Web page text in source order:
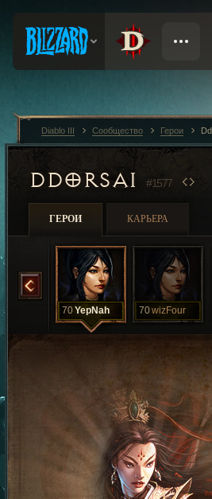
DDORSAI #1577
ГЕРОИ КАРЬЕРА
70YepNah 70wizFour
Diablo III Сообщество Герои